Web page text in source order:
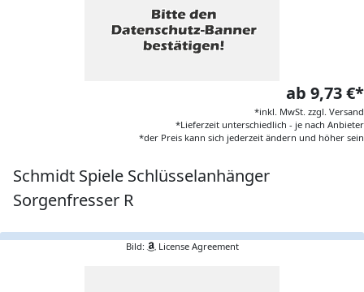
ab 9,73 €*
*inkl. MwSt. zzgl. Versand
*Lieferzeit unterschiedlich - je nach Anbieter
*der Preis kann sich jederzeit ändern und höher sein
Schmidt Spiele Schlüsselanhänger
Sorgenfresser R
Bild: License Agreement